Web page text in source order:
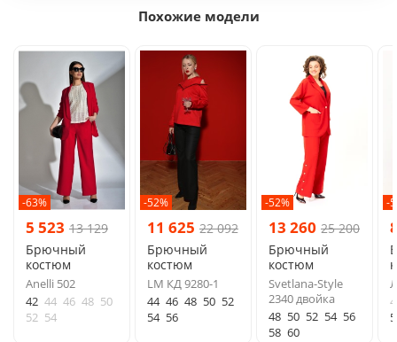
Похожие модели
-63%
5 523 13 129
Брючный
костюм
Anelli 502
42 44 46 48 50
52 54
-52%
11 625 22 092
Брючный
костюм
LM КД 9280-1
44 46 48 50 52
54 56
-52%
13 260 25 200
Брючный
костюм
Svetlana-Style
2340 двойка
48 50 52 54 56
58 60
-